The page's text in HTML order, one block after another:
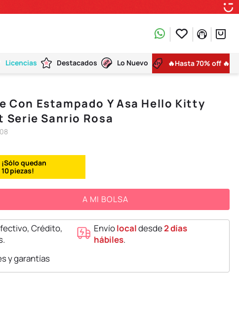
Licencias Destacados Lo Nuevo 🔥Hasta 70% off 🔥
Con Estampado Y Asa Hello Kitty
Serie Sanrio Rosa
10
A MI BOLSA
Crédito,
Envíolocaldesde2 días
hábiles.
y garantías